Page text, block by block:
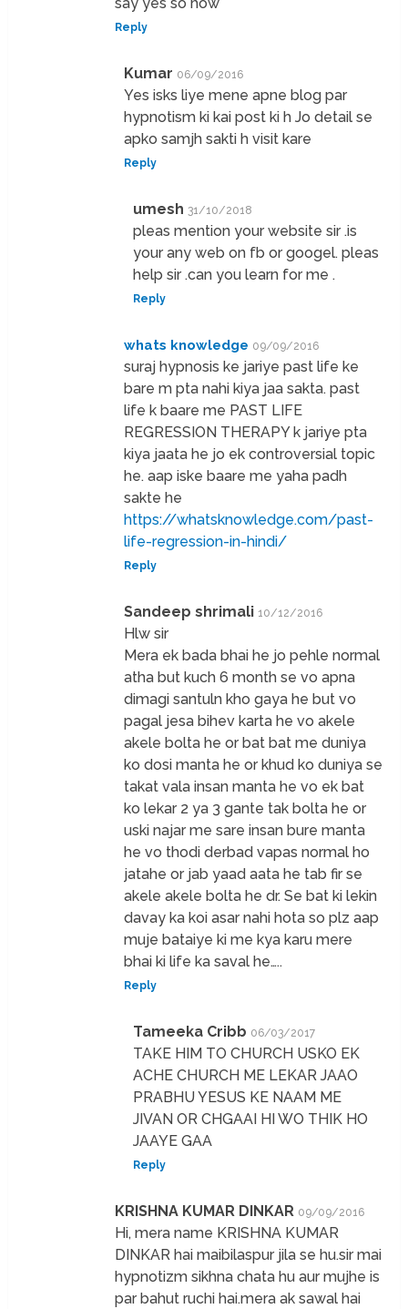
Reply
Kumar 06/09/2016
Yes isks liye mene apne blog par
hypnotism ki kai post ki h Jo detail se
apko samjh sakti h visit kare
Reply
umesh 31/10/2018
pleas mention your website sir .is
your any web on fb or googel. pleas
help sir .can you learn for me .
Reply
whats knowledge 09/09/2016
suraj hypnosis ke jariye past life ke
bare m pta nahi kiya jaa sakta. past
life k baare me PAST LIFE
REGRESSION THERAPY k jariye pta
kiya jaata he jo ek controversial topic
he. aap iske baare me yaha padh
sakte he
https://whatsknowledge.com/past-
life-regression-in-hindi/
Reply
Sandeep shrimali 10/12/2016
Hlw sir
Mera ek bada bhai he jo pehle normal
atha but kuch 6 month se vo apna
dimagi santuln kho gaya he but vo
pagal jesa bihev karta he vo akele
akele bolta he or bat bat me duniya
ko dosi manta he or khud ko duniya se
takat vala insan manta he vo ek bat
ko lekar 2 ya 3 gante tak bolta he or
uski najar me sare insan bure manta
he vo thodi derbad vapas normal ho
jatahe or jab yaad aata he tab fir se
akele akele bolta he dr. Se bat ki lekin
davay ka koi asar nahi hota so plz aap
muje bataiye ki me kya karu mere
bhai ki life ka saval he…..
Reply
Tameeka Cribb 06/03/2017
TAKE HIM TO CHURCH USKO EK
ACHE CHURCH ME LEKAR JAAO
PRABHU YESUS KE NAAM ME
JIVAN OR CHGAAI HI WO THIK HO
JAAYE GAA
Reply
KRISHNA KUMAR DINKAR 09/09/2016
Hi, mera name KRISHNA KUMAR
DINKAR hai maibilaspur jila se hu.sir mai
hypnotizm sikhna chata hu aur mujhe is
par bahut ruchi hai.mera ak sawal hai